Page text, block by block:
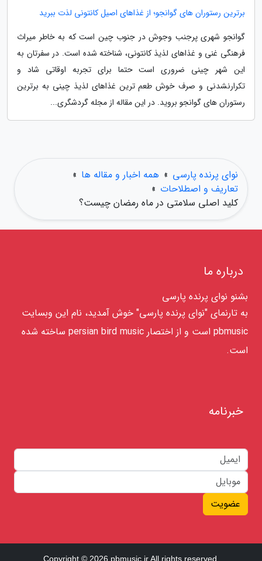
برترین رستوران های گوانجو؛ از غذاهای اصیل کانتونی لذت ببرید
گوانجو شهری پرجنب وجوش در جنوب چین است که به خاطر میراث
فرهنگی غنی و غذاهای لذیذ کانتونی، شناخته شده است. در سفرتان به
این شهر چینی ضروری است حتما برای تجربه اوقاتی شاد و
تکرارنشدنی و صرف خوش طعم ترین غذاهای لذیذ چینی به برترین
رستوران های گوانجو بروید. در این مقاله از مجله گردشگری...
نوای پرنده پارسی » همه اخبار و مقاله ها »
تعاریف و اصطلاحات »
کلید اصلی سلامتی در ماه رمضان چیست؟
درباره ما
بشنو نوای پرنده پارسی
به تارنمای "نوای پرنده پارسی" خوش آمدید، نام این وبسایت
pbmusic است و از اختصار persian bird music ساخته شده
است.
خبرنامه
عضویت
Copyright © 2026 pbmusic.ir All rights reserved.